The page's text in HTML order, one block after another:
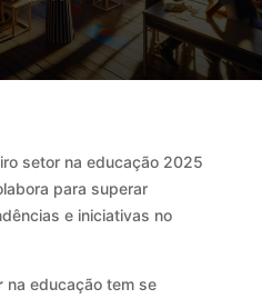
setor na educação 2025
para superar
e iniciativas no
na educação tem se